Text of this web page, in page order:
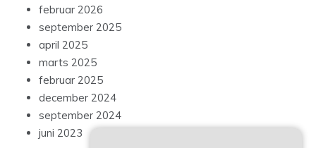
februar 2026
september 2025
april 2025
marts 2025
februar 2025
december 2024
september 2024
juni 2023